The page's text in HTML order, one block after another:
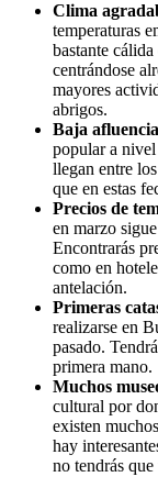
Clima
temperaturas
bastante
centrándose
mayores
abrigos.
Baja
popular a
llegan entre
que en estas
Precios de
en marzo
Encontrarás
como en
antelación.
Primeras
realizarse en
pasado.
primera mano.
Muchos
cultural por
existen
hay
no tendrás